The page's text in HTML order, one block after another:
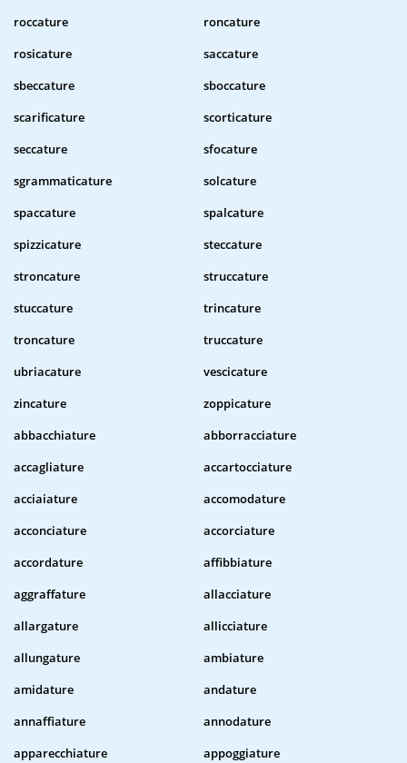
roccature
roncature
rosicature
saccature
sbeccature
sboccature
scarificature
scorticature
seccature
sfocature
sgrammaticature
solcature
spaccature
spalcature
spizzicature
steccature
stroncature
struccature
stuccature
trincature
troncature
truccature
ubriacature
vescicature
zincature
zoppicature
abbacchiature
abborracciature
accagliature
accartocciature
acciaiature
accomodature
acconciature
accorciature
accordature
affibbiature
aggraffature
allacciature
allargature
allicciature
allungature
ambiature
amidature
andature
annaffiature
annodature
apparecchiature
appoggiature